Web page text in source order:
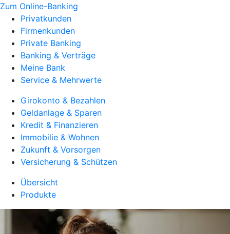
Zum Online-Banking
Privatkunden
Firmenkunden
Private Banking
Banking & Verträge
Meine Bank
Service & Mehrwerte
Girokonto & Bezahlen
Geldanlage & Sparen
Kredit & Finanzieren
Immobilie & Wohnen
Zukunft & Vorsorgen
Versicherung & Schützen
Übersicht
Produkte